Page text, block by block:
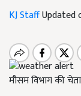
KJ StaffUpdated
मौसम विभाग की